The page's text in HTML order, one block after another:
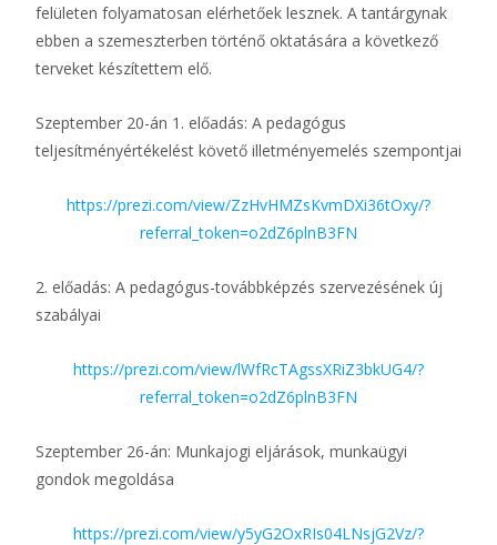
felületen folyamatosan elérhetőek lesznek. A tantárgynak
ebben a szemeszterben történő oktatására a következő
terveket készítettem elő.
Szeptember 20-án 1. előadás: A pedagógus
teljesítményértékelést követő illetményemelés szempontjai
https://prezi.com/view/ZzHvHMZsKvmDXi36tOxy/?
referral_token=o2dZ6plnB3FN
2. előadás: A pedagógus-továbbképzés szervezésének új
szabályai
https://prezi.com/view/lWfRcTAgssXRiZ3bkUG4/?
referral_token=o2dZ6plnB3FN
Szeptember 26-án: Munkajogi eljárások, munkaügyi
gondok megoldása
https://prezi.com/view/y5yG2OxRIs04LNsjG2Vz/?